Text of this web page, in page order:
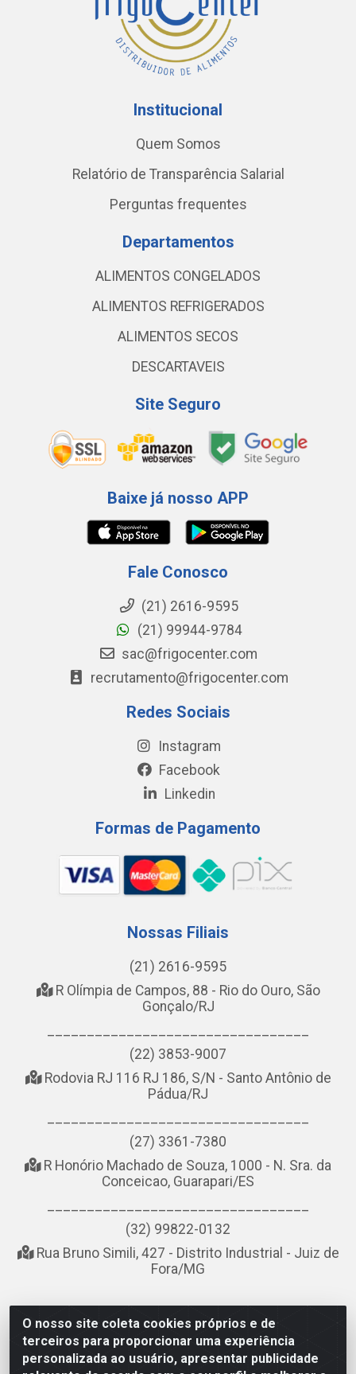
O nosso site coleta cookies próprios e de
terceiros para proporcionar uma experiência
personalizada ao usuário, apresentar publicidade
Institucional
Quem Somos
Relatório de Transparência Salarial
Perguntas frequentes
Departamentos
ALIMENTOS CONGELADOS
ALIMENTOS REFRIGERADOS
ALIMENTOS SECOS
DESCARTAVEIS
Site Seguro
Baixe já nosso APP
Fale Conosco
(21) 2616-9595
(21) 99944-9784
sac@frigocenter.com
recrutamento@frigocenter.com
Redes Sociais
Instagram
Facebook
Linkedin
Formas de Pagamento
Nossas Filiais
(21) 2616-9595
R Olímpia de Campos, 88 - Rio do Ouro, São
Gonçalo/RJ
(22) 3853-9007
Rodovia RJ 116 RJ 186, S/N - Santo Antônio de
Pádua/RJ
(27) 3361-7380
R Honório Machado de Souza, 1000 - N. Sra. da
Conceicao, Guarapari/ES
(32) 99822-0132
Rua Bruno Simili, 427 - Distrito Industrial - Juiz de
Fora/MG
NOBREDO COMÉRCIO E LOGÍSTICA LTDA - AV DA ABDIAS
JOSÉ DOS SANTOS, LADO ÍMPAR 8921 - RIO DO OURO, SÃO
GONÇALO/RJ - CEP 24.756-151 - CNPJ 21.074.121/0001-58